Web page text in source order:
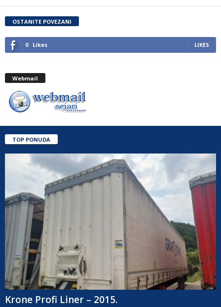
OSTANITE POVEZANI
0 Likes LIKES
Webmail
TOP PONUDA
Krone Profi Liner – 2015.